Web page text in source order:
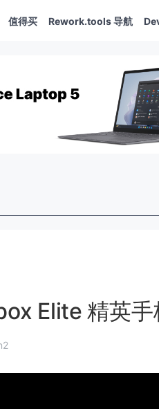
值得买 Rework.tools 导航
Elite 精英手